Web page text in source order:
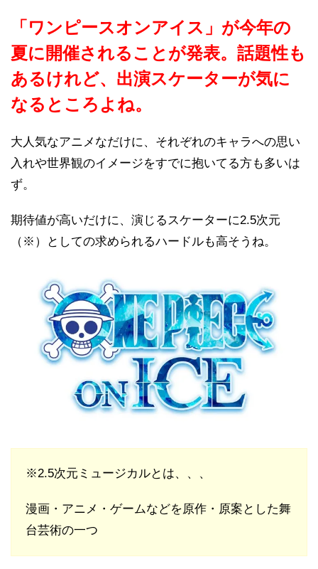
「ワンピースオンアイス」が今年の
夏に開催されることが発表。 話題性も
あるけれど、出演スケーターが気に
なるところよね。
大人気なアニメなだけに、それぞれのキャラへの思い
入れや世界観のイメージをすでに抱いてる方も多いは
ず。
期待値が高いだけに、演じるスケーターに2.5次元
（※）としての求められるハードルも高そうね。
※2.5次元ミュージカルとは、、、
漫画・アニメ・ゲームなどを原作・原案とした舞
台芸術の一つ